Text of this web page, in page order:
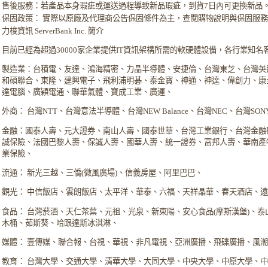
售後服務：若產品本身瑕疵或運送過程導致新品瑕疵，到貨7日內可更換新品
保固政策： 實際以原廠及代理商公告保固條件為主，查閱購物說明與保固服
力梭資訊 ServerBank Inc. 簡介
目前已經為超過30000家企業提供IT資訊架構所需的軟硬體設備，各行業知名
製造業：台積電、友達、鴻海精密、力晶半導體、安捷倫、台灣東芝、台灣
和碩聯合、東隆、建興電子、飛利浦明碁、泰金寶、神通、神達、偉創力、
達電腦、廣穎電通、聯華氣體、寶成工業、廣運、
外商： 台灣NTT、台灣意法半導體、台灣NEW Balance、台灣NEC、台灣
金融：國泰人壽、元大證券、南山人壽、國泰世華、台灣工業銀行、台灣金
誠保險、法國巴黎人壽、保誠人壽、國華人壽、統一證券、富邦人壽、華南
業保險、
流通： 新光三越、三僑(微風廣場)、信義房屋、阿里巴巴、
觀光： 中信飯店、雲朗飯店、太平洋、華泰、六福、天祥晶華、春天酒店、
食品： 台灣菸酒、天仁茶葉、元祖、光泉、新東陽、安心食品(摩斯漢堡)、
木桶、茹斯葵、哈跟達斯冰淇淋、
媒體： 壹傳媒、聯合報、台視、華視、非凡電視、亞洲廣播、飛碟廣播、風
教育： 台灣大學、交通大學、清華大學、大同大學、中央大學、中原大學、